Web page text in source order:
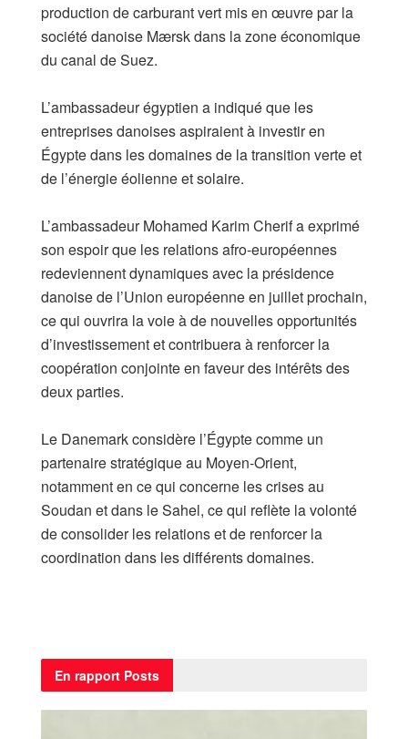
production de carburant vert mis en œuvre par la
société danoise Mærsk dans la zone économique
du canal de Suez.
L’ambassadeur égyptien a indiqué que les
entreprises danoises aspiraient à investir en
Égypte dans les domaines de la transition verte et
de l’énergie éolienne et solaire.
L’ambassadeur Mohamed Karim Cherif a exprimé
son espoir que les relations afro-européennes
redeviennent dynamiques avec la présidence
danoise de l’Union européenne en juillet prochain,
ce qui ouvrira la voie à de nouvelles opportunités
d’investissement et contribuera à renforcer la
coopération conjointe en faveur des intérêts des
deux parties.
Le Danemark considère l’Égypte comme un
partenaire stratégique au Moyen-Orient,
notamment en ce qui concerne les crises au
Soudan et dans le Sahel, ce qui reflète la volonté
de consolider les relations et de renforcer la
coordination dans les différents domaines.
En rapport Posts